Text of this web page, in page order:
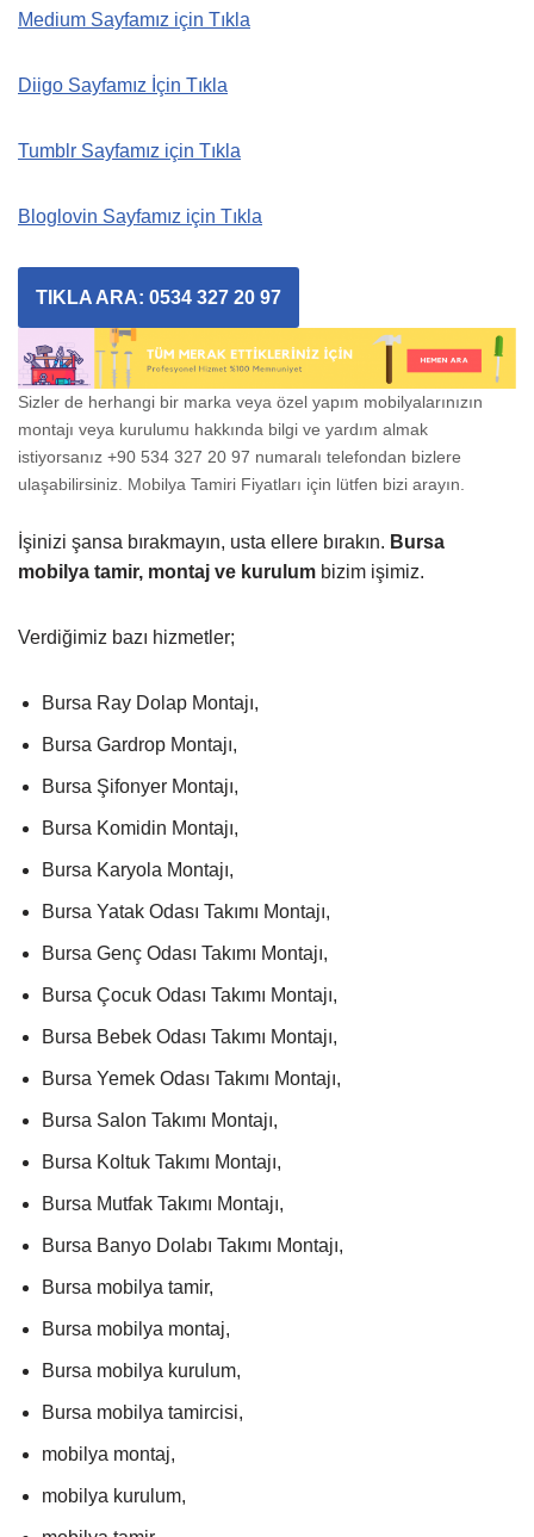
Medium Sayfamız için Tıkla
Diigo Sayfamız İçin Tıkla
Tumblr Sayfamız için Tıkla
Bloglovin Sayfamız için Tıkla
TIKLA ARA: 0534 327 20 97
Sizler de herhangi bir marka veya özel yapım mobilyalarınızın
montajı veya kurulumu hakkında bilgi ve yardım almak
istiyorsanız +90 534 327 20 97 numaralı telefondan bizlere
ulaşabilirsiniz. Mobilya Tamiri Fiyatları için lütfen bizi arayın.
İşinizi şansa bırakmayın, usta ellere bırakın. Bursa
mobilya tamir, montaj ve kurulum bizim işimiz.
Verdiğimiz bazı hizmetler;
Bursa Ray Dolap Montajı,
Bursa Gardrop Montajı,
Bursa Şifonyer Montajı,
Bursa Komidin Montajı,
Bursa Karyola Montajı,
Bursa Yatak Odası Takımı Montajı,
Bursa Genç Odası Takımı Montajı,
Bursa Çocuk Odası Takımı Montajı,
Bursa Bebek Odası Takımı Montajı,
Bursa Yemek Odası Takımı Montajı,
Bursa Salon Takımı Montajı,
Bursa Koltuk Takımı Montajı,
Bursa Mutfak Takımı Montajı,
Bursa Banyo Dolabı Takımı Montajı,
Bursa mobilya tamir,
Bursa mobilya montaj,
Bursa mobilya kurulum,
Bursa mobilya tamircisi,
mobilya montaj,
mobilya kurulum,